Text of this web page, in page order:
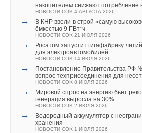
накопителем снижают потребление
НОВОСТИ СОК 4 АВГУСТА 2026
→
В КНР ввели в строй «самую
ёмкостью 9 ГВт*ч
НОВОСТИ СОК 21 ИЮЛЯ 2026
→
Росатом запустит гигафабрику
для электроавтомобилей
НОВОСТИ СОК 14 ИЮЛЯ 2026
→
Постановление Правительства РФ
вопрос техприсоединения для
НОВОСТИ СОК 8 ИЮЛЯ 2026
→
Мировой спрос на энергию бьет
генерация выросла на 30%
НОВОСТИ СОК 2 ИЮЛЯ 2026
→
Водородный аккумулятор с
хранения
НОВОСТИ СОК 1 ИЮЛЯ 2026
Ваше имя *
Ваш E-mail *
Текст комментария
с компрессионного режима на
и обратно. Благодаря фрикулингу в
период, экономия электроэнергии
от всего энергопотребления
Также для увеличения
комплектуются (опционально)
Гидромодуль позволяет чиллеру
и поддерживать оптимальную
работу системы холодоснабжения
Комментарии
В этой теме еще нет комментариев